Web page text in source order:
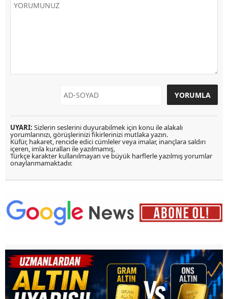
UYARI: Sizlerin seslerini duyurabilmek için konu ile alakalı
yorumlarınızı, görüşlerinizi fikirlerinizi mutlaka yazın.
Küfür, hakaret, rencide edici cümleler veya imalar, inançlara saldırı
içeren, imla kuralları ile yazılmamış,
Türkçe karakter kullanılmayan ve büyük harflerle yazılmış yorumlar
onaylanmamaktadır.